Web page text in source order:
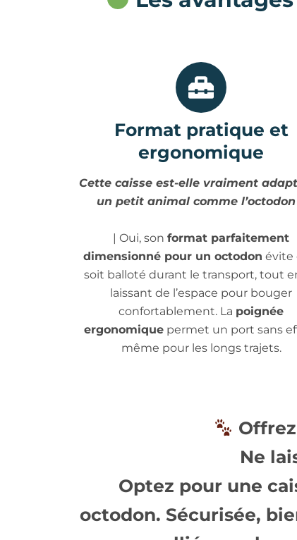
Format pratique et
ergonomique
Cette caisse est-elle vraiment
un petit animal comme l’octodon
| Oui, sonformat parfaitement
dimensionné pour un octodon évite
soit balloté durant le transport, tout
laissant de l’espace pour bouger
confortablement. La poignée
ergonomique permet un port sans
même pour les longs trajets.
Ne
Optez pour une
octodon. Sécurisée,